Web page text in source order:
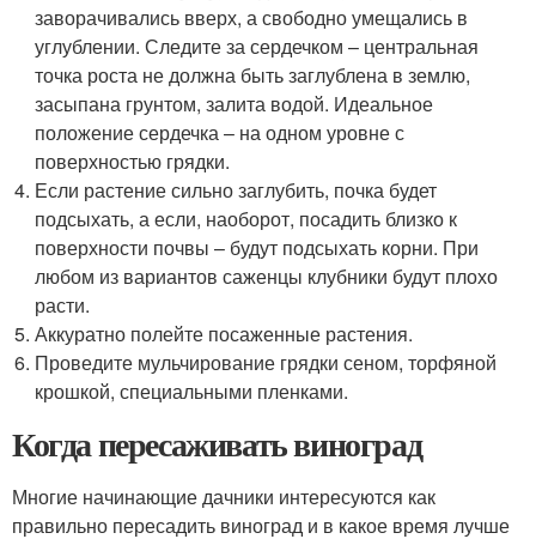
заворачивались вверх, а свободно умещались в
углублении. Следите за сердечком – центральная
точка роста не должна быть заглублена в землю,
засыпана грунтом, залита водой. Идеальное
положение сердечка – на одном уровне с
поверхностью грядки.
Если растение сильно заглубить, почка будет
подсыхать, а если, наоборот, посадить близко к
поверхности почвы – будут подсыхать корни. При
любом из вариантов саженцы клубники будут плохо
расти.
Аккуратно полейте посаженные растения.
Проведите мульчирование грядки сеном, торфяной
крошкой, специальными пленками.
Когда пересаживать виноград
Многие начинающие дачники интересуются как
правильно пересадить виноград и в какое время лучше